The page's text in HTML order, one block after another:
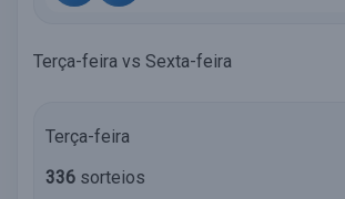
Terça-feira vs Sexta-feira
Terça-feira
336 sorteios